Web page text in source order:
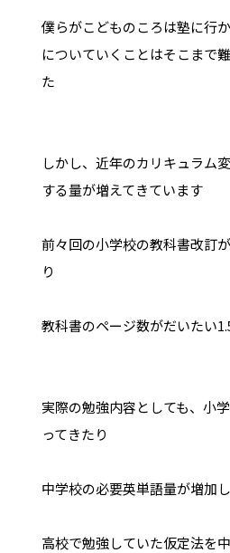
僕らがこどものころは塾に行
についていくことはそこまで
た
しかし、近年のカリキュラム
する量が増えてきています
前々回の小学校の教科書改訂
り
教科書のページ数がだいたい
実際の勉強内容としても、小
ってきたり
中学校の必要英単語量が増加
高校で勉強していた仮定法を